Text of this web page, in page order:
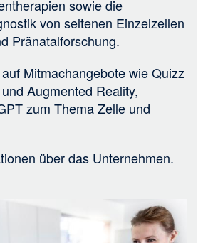
sowie die
von seltenen Einzelzellen
Pränatalforschung.
Mitmachangebote wie Quizz
Augmented Reality,
zum Thema Zelle und
über das Unternehmen.